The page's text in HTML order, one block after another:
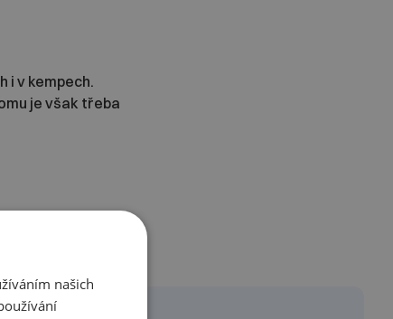
i v kempech.
je však třeba
našich